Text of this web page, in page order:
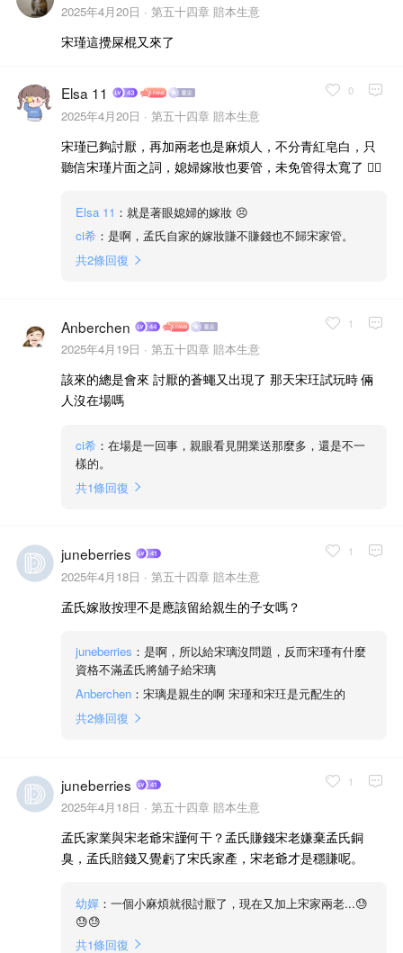
2025年4月20日 ·第五十四章 賠本生意
宋瑾這攪屎棍又來了
Elsa 11
2025年4月20日 ·第五十四章 賠本生意
0
宋瑾已夠討厭，再加兩老也是麻煩人，不分青紅皂白，只
聽信宋瑾片面之詞，媳婦嫁妝也要管，未免管得太寬了 🙂‍↕️
Elsa 11 ：就是著眼媳婦的嫁妝 😣
ci希：是啊，孟氏自家的嫁妝賺不賺錢也不歸宋家管。
共2條回復
Anberchen
2025年4月19日 ·第五十四章 賠本生意
1
該來的總是會來 討厭的蒼蠅又出現了 那天宋玨試玩時 倆
人沒在場嗎
ci希：在場是一回事，親眼看見開業送那麼多，還是不一
樣的。
共1條回復
juneberries
2025年4月18日 ·第五十四章 賠本生意
1
孟氏嫁妝按理不是應該留給親生的子女嗎？
juneberries ：是啊，所以給宋璃沒問題，反而宋瑾有什麼
資格不滿孟氏將舖子給宋璃
Anberchen：宋璃是親生的啊 宋瑾和宋玨是元配生的
共2條回復
juneberries
2025年4月18日 ·第五十四章 賠本生意
1
孟氏家業與宋老爺宋𧫴何干？孟氏賺錢宋老嫌棄孟氏銅
臭，孟氏賠錢又覺虧了宋氏家產，宋老爺才是穩賺呢。
幼嬋：一個小麻煩就很討厭了，現在又加上宋家兩老...😓
😓😓
共1條回復